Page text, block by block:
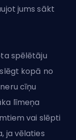
jums sākt
spēlētāju
kopā no
cīņu
līmeņa
vai slēpti
ja vēlaties